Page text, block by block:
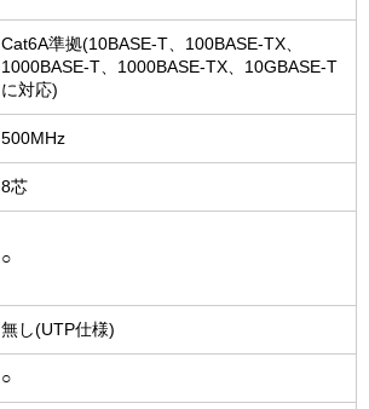
Cat6A準拠(10BASE-T、100BASE-TX、
1000BASE-T、1000BASE-TX、10GBASE-T
に対応)
500MHz
8芯
○
無し(UTP仕様)
○